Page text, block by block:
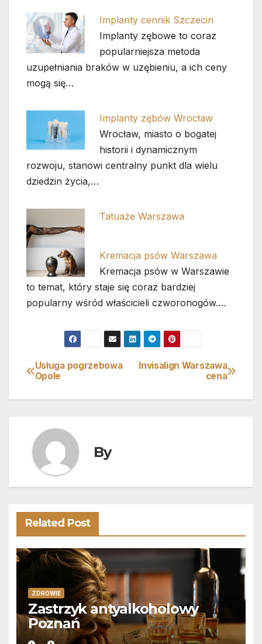
Implanty cennik Szczecin
Implanty zębowe to coraz
popularniejsza metoda
uzupełniania braków w uzębieniu, a ich ceny
mogą się…
Implanty zębów Wrocław
Wrocław, miasto o bogatej
historii i dynamicznym
rozwoju, stanowi centralny punkt dla wielu
dziedzin życia,…
Tatuaże Warszawa
Kremacja psów Warszawa
Kremacja psów w Warszawie
to temat, który staje się coraz bardziej
popularny wśród właścicieli czworonogów.…
Nawigacja
wpisu
Invisalign Warszawa
cena
Usługa pogrzebowa
Opole
By
Related Post
ZDROWIE
Zastrzyk antyalkoholowy
Poznań